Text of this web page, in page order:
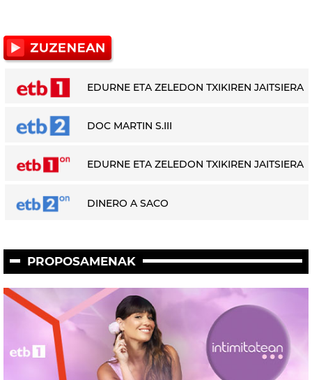
EDURNE ETA ZELEDON TXIKIREN JAITSIERA
DOC MARTIN S.III
EDURNE ETA ZELEDON TXIKIREN JAITSIERA
DINERO A SACO
PROPOSAMENAK